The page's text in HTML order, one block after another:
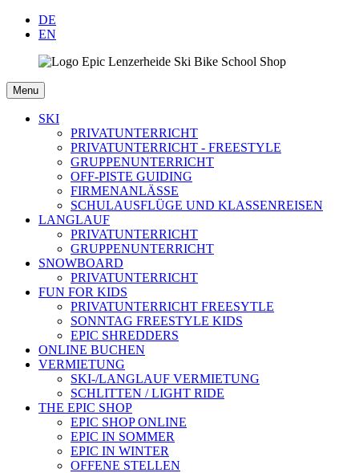
DE
EN
Menu
SKI
PRIVATUNTERRICHT
PRIVATUNTERRICHT - FREESTYLE
GRUPPENUNTERRICHT
OFF-PISTE GUIDING
FIRMENANLÄSSE
SCHULAUSFLÜGE UND KLASSENREISEN
LANGLAUF
PRIVATUNTERRICHT
GRUPPENUNTERRICHT
SNOWBOARD
PRIVATUNTERRICHT
FUN FOR KIDS
PRIVATUNTERRICHT FREESYTLE
SONNTAG FREESTYLE KIDS
EPIC SHREDDERS
ONLINE BUCHEN
VERMIETUNG
SKI-/LANGLAUF VERMIETUNG
SCHLITTEN / LIGHT RIDE
THE EPIC SHOP
EPIC SHOP ONLINE
EPIC IN SOMMER
EPIC IN WINTER
OFFENE STELLEN